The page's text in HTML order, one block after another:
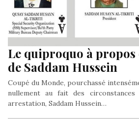
Le quiproquo à
de Saddam Hussein
Coupé du Monde, pourchassé
nullement au fait des
arrestation, Saddam Hussein…